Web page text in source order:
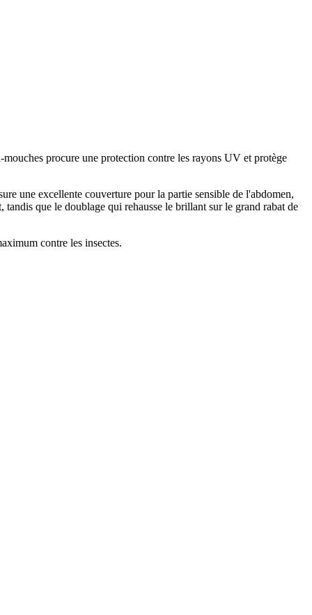
procure une protection contre les rayons UV et protège
une excellente couverture pour la partie sensible de l'abdomen,
que le doublage qui rehausse le brillant sur le grand rabat de
contre les insectes.